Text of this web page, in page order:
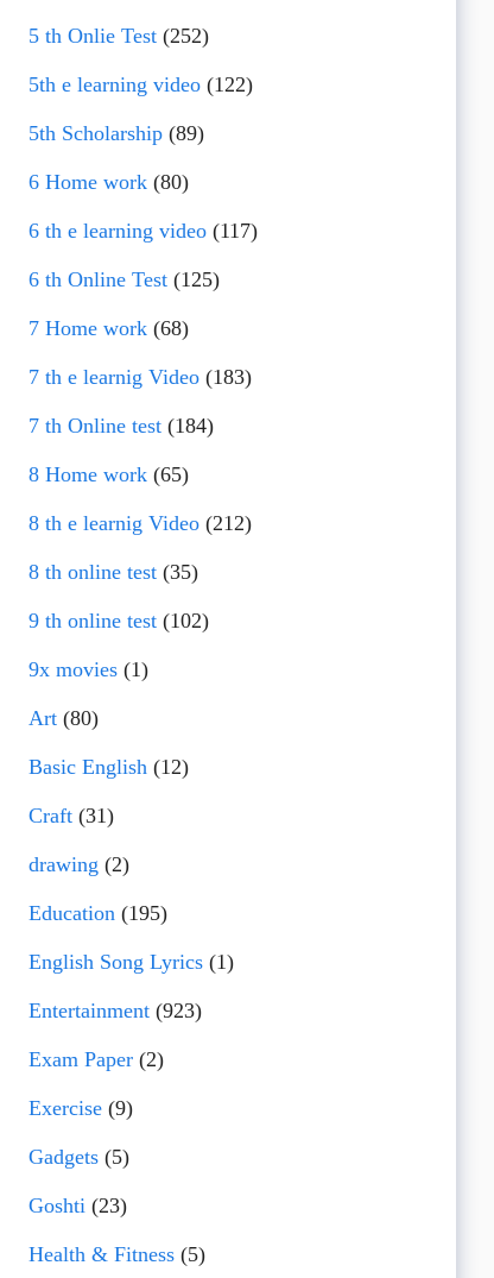
5 th Onlie Test (252)
5th e learning video (122)
5th Scholarship (89)
6 Home work (80)
6 th e learning video (117)
6 th Online Test (125)
7 Home work (68)
7 th e learnig Video (183)
7 th Online test (184)
8 Home work (65)
8 th e learnig Video (212)
8 th online test (35)
9 th online test (102)
9x movies (1)
Art (80)
Basic English (12)
Craft (31)
drawing (2)
Education (195)
English Song Lyrics (1)
Entertainment (923)
Exam Paper (2)
Exercise (9)
Gadgets (5)
Goshti (23)
Health & Fitness (5)